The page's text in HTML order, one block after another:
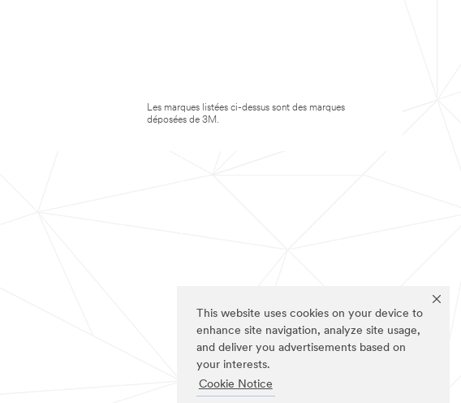
This website uses cookies on your device to
enhance site navigation, analyze site usage,
and deliver you advertisements based on
your interests.
Cookie Notice
Les marques listées ci-dessus sont des marques
déposées de 3M.